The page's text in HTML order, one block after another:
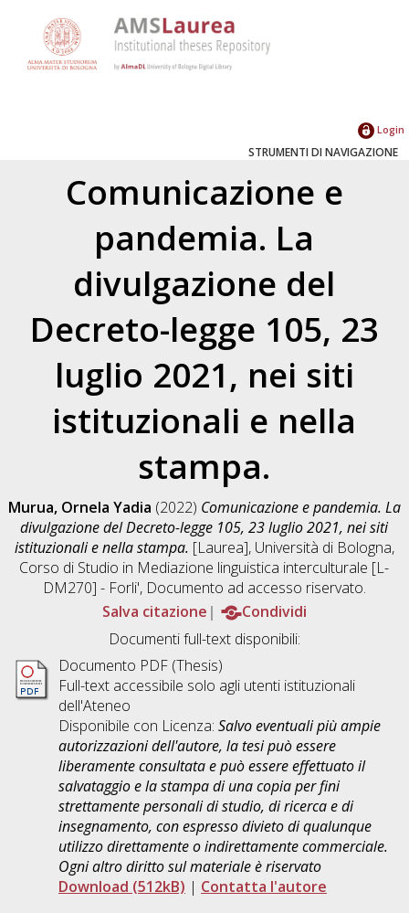
Login
STRUMENTI DI NAVIGAZIONE
Comunicazione e
pandemia. La
divulgazione del
Decreto-legge 105, 23
luglio 2021, nei siti
istituzionali e nella
stampa.
Murua, Ornela Yadia (2022) Comunicazione e pandemia. La
divulgazione del Decreto-legge 105, 23 luglio 2021, nei siti
istituzionali e nella stampa. [Laurea], Università di Bologna,
Corso di Studio in Mediazione linguistica interculturale [L-
DM270] - Forli', Documento ad accesso riservato.
Salva citazione
Condividi
Documenti full-text disponibili:
Documento PDF (Thesis)
Full-text accessibile solo agli utenti istituzionali
dell'Ateneo
Disponibile con Licenza: Salvo eventuali più ampie
autorizzazioni dell'autore, la tesi può essere
liberamente consultata e può essere effettuato il
salvataggio e la stampa di una copia per fini
strettamente personali di studio, di ricerca e di
insegnamento, con espresso divieto di qualunque
utilizzo direttamente o indirettamente commerciale.
Ogni altro diritto sul materiale è riservato
Download (512kB) | Contatta l'autore